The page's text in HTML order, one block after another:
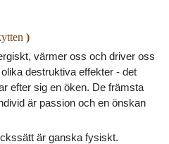
)
värmer oss och driver oss
destruktiva effekter - det
efter sig en öken. De främsta
är passion och en önskan
är ganska fysiskt.